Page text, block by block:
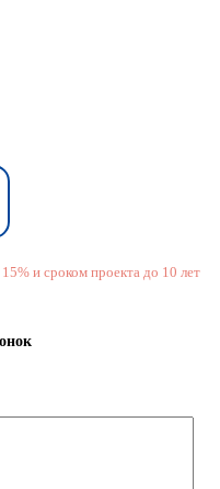
и сроком проекта до 10 лет